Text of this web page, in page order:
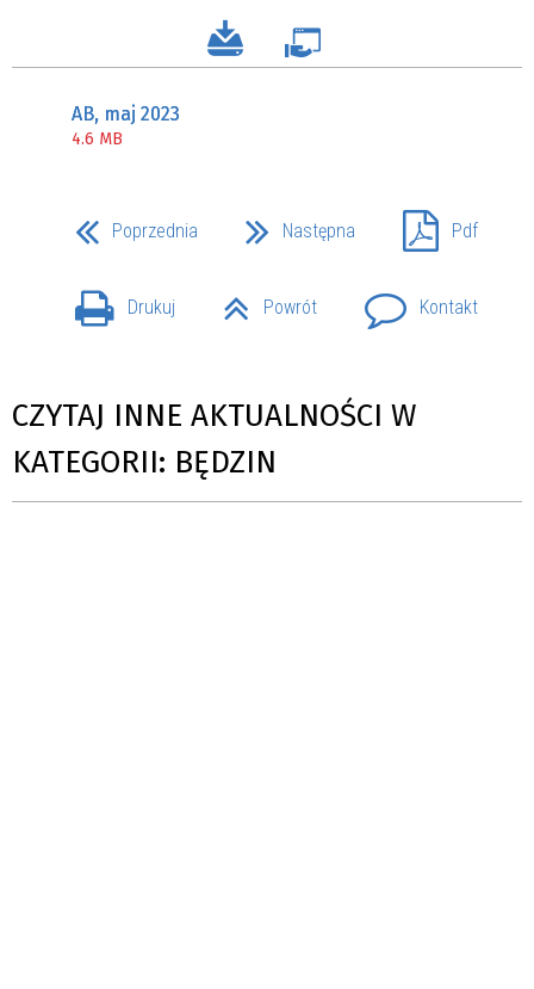
AB, maj 2023
4.6 MB
Poprzednia Następna Pdf
Drukuj Powrót Kontakt
CZYTAJ INNE AKTUALNOŚCI W
KATEGORII: BĘDZIN